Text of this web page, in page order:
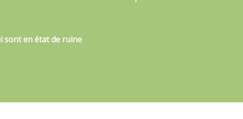
sont en état de ruine